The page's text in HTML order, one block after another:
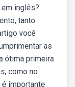
inglês?
tanto
você
as
ótima primeira
como no
importante